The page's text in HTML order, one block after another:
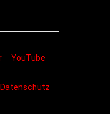
YouTube